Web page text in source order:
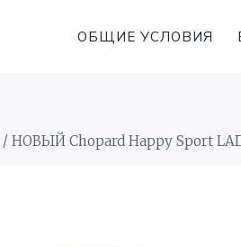
ОБЩИЕ УСЛОВИЯ
/ НОВЫЙ Chopard Happy Sport